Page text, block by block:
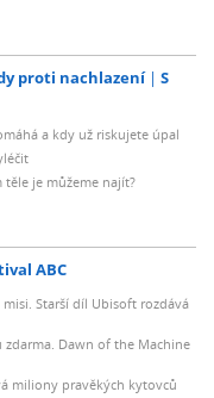
proti nachlazení
S
a kdy už riskujete úpal
těle je můžeme najít?
ABC
Starší díl Ubisoft rozdává
Dawn of the Machine
miliony pravěkých kytovců